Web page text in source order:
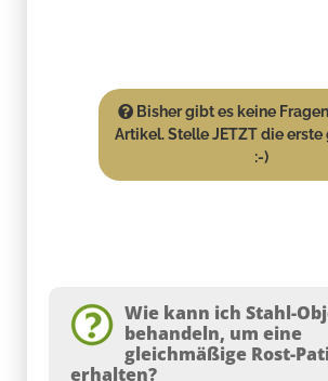
Bisher gibt es keine
Artikel. Stelle JETZT die erste
:-)
Wie kann ich Stahl-
behandeln, um eine
gleichmäßige Rost-
erhalten?